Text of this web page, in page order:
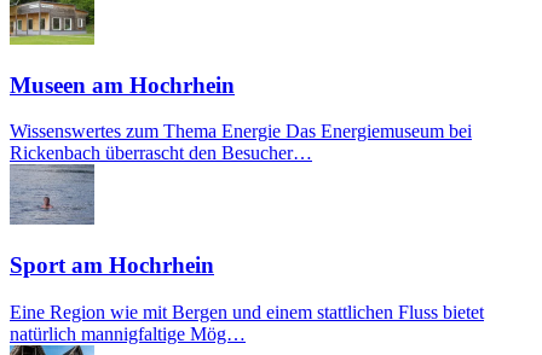
Museen am Hochrhein
Wissenswertes zum Thema Energie Das Energiemuseum bei
Rickenbach überrascht den Besucher…
Sport am Hochrhein
Eine Region wie mit Bergen und einem stattlichen Fluss bietet
natürlich mannigfaltige Mög…